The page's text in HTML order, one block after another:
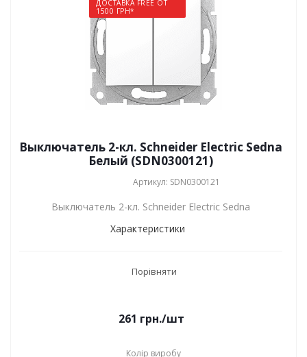
ДОСТАВКА FREE ОТ
1500 ГРН*
Выключатель 2-кл. Schneider Electric Sedna
Белый (SDN0300121)
Артикул: SDN0300121
Выключатель 2-кл. Schneider Electric Sedna
Характеристики
Порівняти
261 грн./шт
Колір виробу